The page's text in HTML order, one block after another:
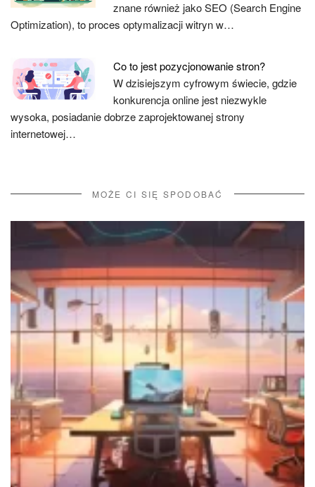
znane również jako SEO (Search Engine
Optimization), to proces optymalizacji witryn w…
Co to jest pozycjonowanie stron?
W dzisiejszym cyfrowym świecie, gdzie
konkurencja online jest niezwykle
wysoka, posiadanie dobrze zaprojektowanej strony
internetowej…
MOŻE CI SIĘ SPODOBAĆ